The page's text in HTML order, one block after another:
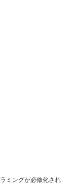
ミングが必修化され